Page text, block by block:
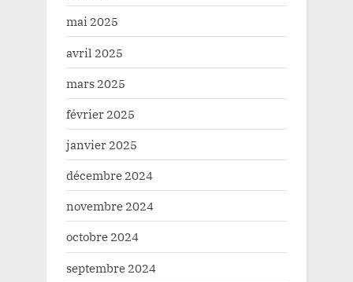
mai 2025
avril 2025
mars 2025
février 2025
janvier 2025
décembre 2024
novembre 2024
octobre 2024
septembre 2024